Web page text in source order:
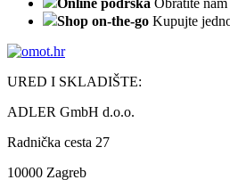
Online podrška Obratite
Shop on-the-go Kupujte
URED I SKLADIŠTE:
ADLER GmbH d.o.o.
Radnička cesta 27
10000 Zagreb